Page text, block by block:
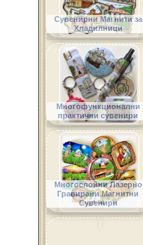
Сувенирни Магнити за
Хладилници
Многофункционални
практични сувенири
Многослойни Лазерно
Гравирани Магнитни
Сувенири